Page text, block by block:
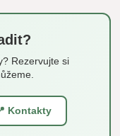
Rezervujte si
Kontakty